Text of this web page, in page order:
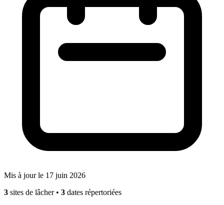
Mis à jour le 17 juin 2026
3 sites de lâcher • 3 dates répertoriées